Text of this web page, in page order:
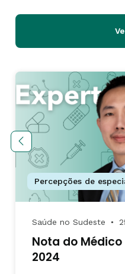
Percepções de
Saúde no Sudeste ●
Nota do
2024